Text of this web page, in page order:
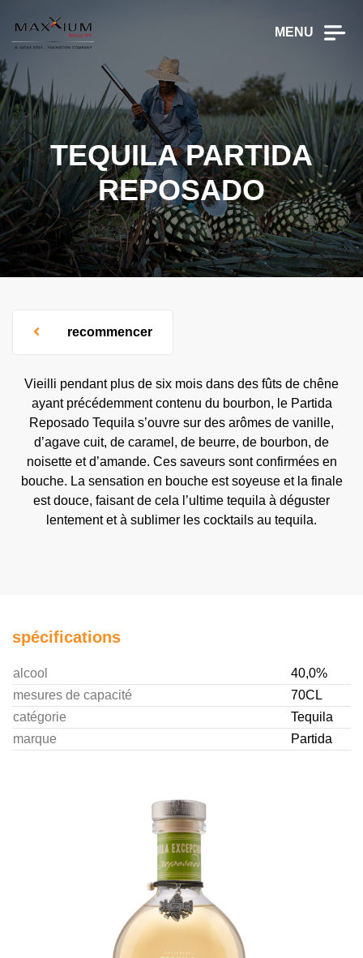
MENU
TEQUILA PARTIDA
REPOSADO
recommencer
Vieilli pendant plus de six mois dans des fûts de chêne
ayant précédemment contenu du bourbon, le Partida
Reposado Tequila s’ouvre sur des arômes de vanille,
d’agave cuit, de caramel, de beurre, de bourbon, de
noisette et d’amande. Ces saveurs sont confirmées en
bouche. La sensation en bouche est soyeuse et la finale
est douce, faisant de cela l’ultime tequila à déguster
lentement et à sublimer les cocktails au tequila.
spécifications
alcool
40,0%
mesures de capacité
70CL
catégorie
Tequila
marque
Partida